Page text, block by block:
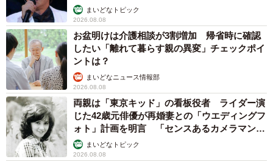
まいどなトピック
2026.08.08
お盆明けは介護相談が3割増加 帰省時に確認
したい「離れて暮らす親の異変」チェックポイ
ントは？
まいどなニュース情報部
2026.08.08
両親は「東京キッド」の看板役者 ライダー演
じた42歳元俳優が再婚妻との「ウエディングフ
ォト」計画を明言 「センスあるカメラマン求
む」まいどなトピック
2026.08.08